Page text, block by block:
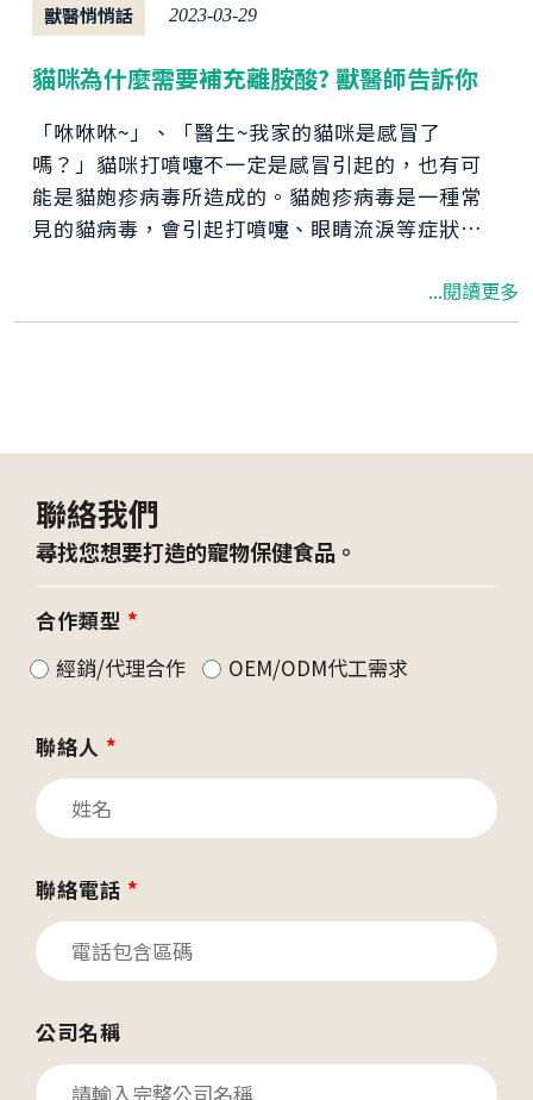
獸醫悄悄話 2023-03-29
貓咪為什麼需要補充離胺酸? 獸醫師告訴你
「咻咻咻~」、「醫生~我家的貓咪是感冒了
嗎？」貓咪打噴嚏不一定是感冒引起的，也有可
能是貓皰疹病毒所造成的。貓皰疹病毒是一種常
見的貓病毒，會引起打噴嚏、眼睛流淚等症狀。
疹，但吃離胺酸真的有效嗎?到底要怎麼吃才是正
確的?別擔心，獸醫師將一一為您解答。
...閱讀更多
聯絡我們
尋找您想要打造的寵物保健食品。
合作類型 *
經銷/代理合作
OEM/ODM代工需求
聯絡人 *
聯絡電話 *
公司名稱